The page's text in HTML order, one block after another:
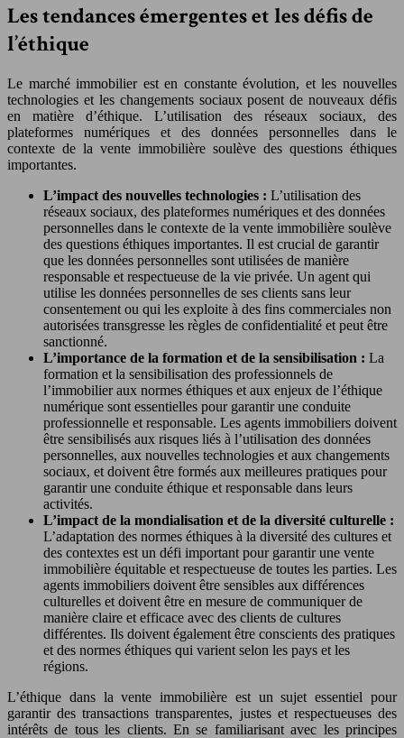
Les tendances émergentes et les défis de
l’éthique
Le marché immobilier est en constante évolution, et les nouvelles
technologies et les changements sociaux posent de nouveaux défis
en matière d’éthique. L’utilisation des réseaux sociaux, des
plateformes numériques et des données personnelles dans le
contexte de la vente immobilière soulève des questions éthiques
importantes.
L’impact des nouvelles technologies : L’utilisation des
réseaux sociaux, des plateformes numériques et des données
personnelles dans le contexte de la vente immobilière soulève
des questions éthiques importantes. Il est crucial de garantir
que les données personnelles sont utilisées de manière
responsable et respectueuse de la vie privée. Un agent qui
utilise les données personnelles de ses clients sans leur
consentement ou qui les exploite à des fins commerciales non
autorisées transgresse les règles de confidentialité et peut être
sanctionné.
L’importance de la formation et de la sensibilisation : La
formation et la sensibilisation des professionnels de
l’immobilier aux normes éthiques et aux enjeux de l’éthique
numérique sont essentielles pour garantir une conduite
professionnelle et responsable. Les agents immobiliers doivent
être sensibilisés aux risques liés à l’utilisation des données
personnelles, aux nouvelles technologies et aux changements
sociaux, et doivent être formés aux meilleures pratiques pour
garantir une conduite éthique et responsable dans leurs
activités.
L’impact de la mondialisation et de la diversité culturelle :
L’adaptation des normes éthiques à la diversité des cultures et
des contextes est un défi important pour garantir une vente
immobilière équitable et respectueuse de toutes les parties. Les
agents immobiliers doivent être sensibles aux différences
culturelles et doivent être en mesure de communiquer de
manière claire et efficace avec des clients de cultures
différentes. Ils doivent également être conscients des pratiques
et des normes éthiques qui varient selon les pays et les
régions.
L’éthique dans la vente immobilière est un sujet essentiel pour
garantir des transactions transparentes, justes et respectueuses des
intérêts de tous les clients. En se familiarisant avec les principes